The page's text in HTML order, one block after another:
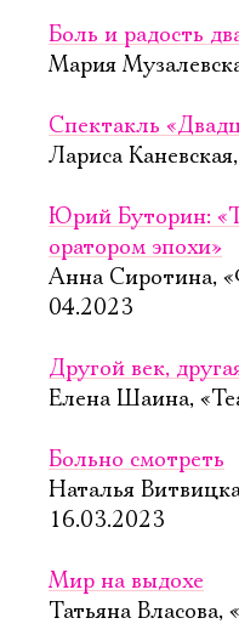
Боль и радость
Мария
Спектакль
Лариса
Юрий Буторин:
оратором эпохи»
Анна Сиротина,
04.2023
Другой век,
Елена Шаина,
Больно смотреть
Наталья
16.03.2023
Мир на выдохе
Татьяна Власова,